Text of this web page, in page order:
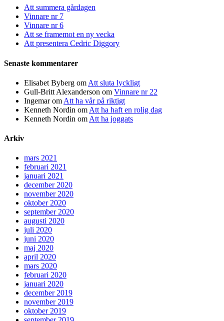
Att summera gårdagen
Vinnare nr 7
Vinnare nr 6
Att se framemot en ny vecka
Att presentera Cedric Diggory
Senaste kommentarer
Elisabet Byberg om Att sluta lyckligt
Gull-Britt Alexanderson om Vinnare nr 22
Ingemarom Att ha vår på riktigt
Kenneth Nordin om Att ha haft en rolig dag
Kenneth Nordin om Att ha joggats
Arkiv
mars 2021
februari 2021
januari 2021
december 2020
november 2020
oktober 2020
september 2020
augusti 2020
juli 2020
juni 2020
maj 2020
april 2020
mars 2020
februari 2020
januari 2020
december 2019
november 2019
oktober 2019